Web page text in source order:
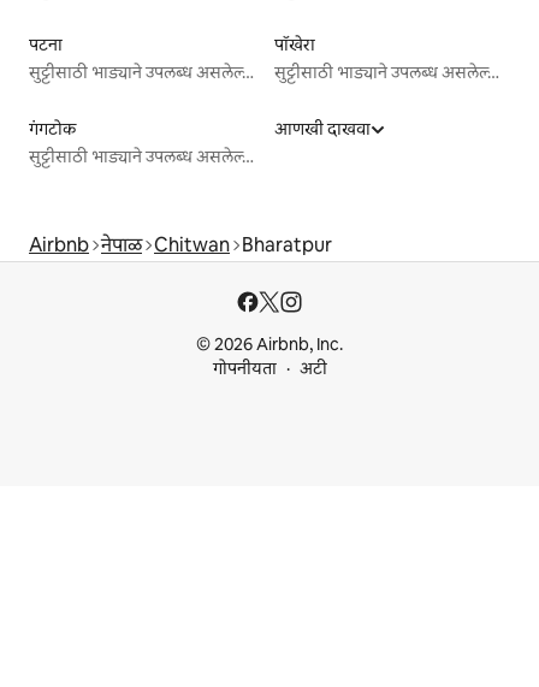
पटना
सुट्टीसाठी भाड्याने उपलब्ध असलेल्या जागा
पॉखेरा
सुट्टीसाठी भाड्याने उपलब्ध असलेल्या जागा
गंगटोक
सुट्टीसाठी भाड्याने उपलब्ध असलेल्या जागा
आणखी दाखवा
Airbnb नेपाळ Chitwan Bharatpur
© 2026 Airbnb, Inc.
गोपनीयता
अटी